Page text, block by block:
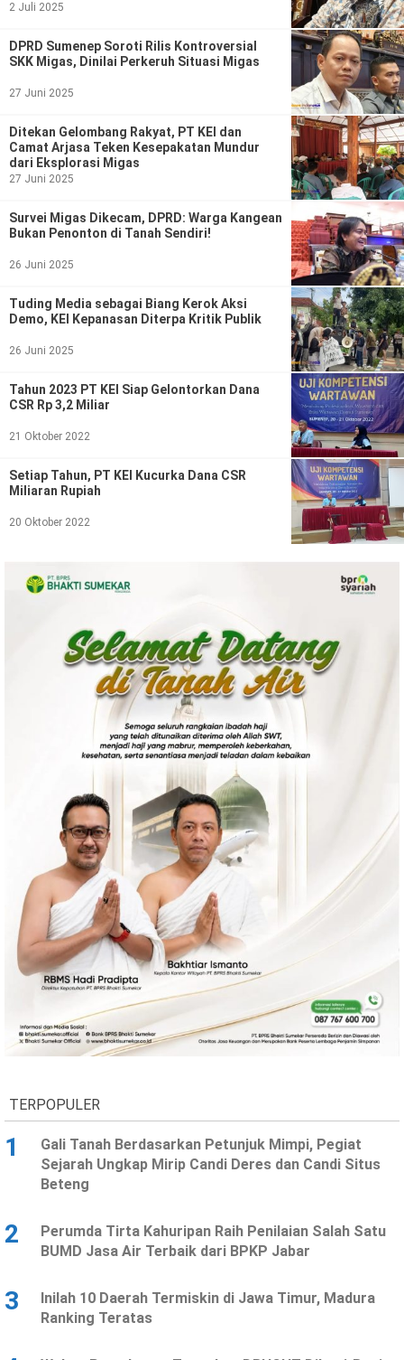
2026
News
Indonesia
All
2 Juli 2025
DPRD Sumenep Soroti Rilis Kontroversial
SKK Migas, Dinilai Perkeruh Situasi Migas
27 Juni 2025
Ditekan Gelombang Rakyat, PT KEI dan
Camat Arjasa Teken Kesepakatan Mundur
dari Eksplorasi Migas
27 Juni 2025
Survei Migas Dikecam, DPRD: Warga Kangean
Bukan Penonton di Tanah Sendiri!
26 Juni 2025
Tuding Media sebagai Biang Kerok Aksi
Demo, KEI Kepanasan Diterpa Kritik Publik
26 Juni 2025
Tahun 2023 PT KEI Siap Gelontorkan Dana
CSR Rp 3,2 Miliar
21 Oktober 2022
Setiap Tahun, PT KEI Kucurka Dana CSR
Miliaran Rupiah
20 Oktober 2022
TERPOPULER
1
Gali Tanah Berdasarkan Petunjuk Mimpi, Pegiat
Sejarah Ungkap Mirip Candi Deres dan Candi Situs
Beteng
2
Perumda Tirta Kahuripan Raih Penilaian Salah Satu
BUMD Jasa Air Terbaik dari BPKP Jabar
3
Inilah 10 Daerah Termiskin di Jawa Timur, Madura
Ranking Teratas